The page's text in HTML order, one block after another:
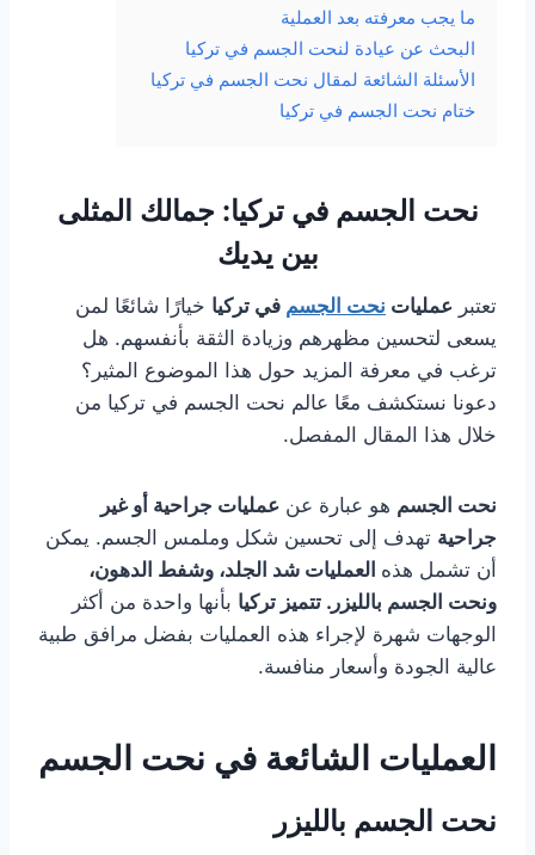
ما يجب معرفته بعد العملية
البحث عن عيادة لنحت الجسم في تركيا
الأسئلة الشائعة لمقال نحت الجسم في تركيا
ختام نحت الجسم في تركيا
نحت الجسم في تركيا: جمالك المثلى
بين يديك
تعتبر عمليات نحت الجسم في تركيا خيارًا شائعًا لمن
يسعى لتحسين مظهرهم وزيادة الثقة بأنفسهم. هل
ترغب في معرفة المزيد حول هذا الموضوع المثير؟
دعونا نستكشف معًا عالم نحت الجسم في تركيا من
خلال هذا المقال المفصل.
نحت الجسم هو عبارة عن عمليات جراحية أو غير
جراحية تهدف إلى تحسين شكل وملمس الجسم. يمكن
أن تشمل هذه العمليات شد الجلد، وشفط الدهون،
ونحت الجسم بالليزر. تتميز تركيا بأنها واحدة من أكثر
الوجهات شهرة لإجراء هذه العمليات بفضل مرافق طبية
عالية الجودة وأسعار منافسة.
العمليات الشائعة في نحت الجسم
نحت الجسم بالليزر